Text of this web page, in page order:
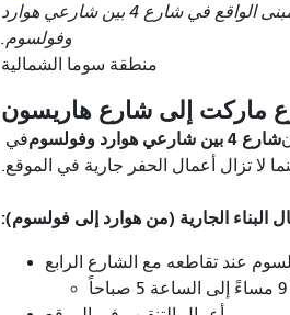
يقوم العمال بتركيب مواد عازلة للماء استعدادًا لتركيب سقف المبنى الواقع في شارع 4 بين شارعي هوارد
وفولسوم.
منطقة سوما الشمالية
في شارع 4 بين شارعي هوارد وفولسوم
لا تزال أعمال الحفر جارية في الموقع.
البناء الجارية (من هوارد إلى فولسوم):
عند تقاطعه مع الشارع الرابع